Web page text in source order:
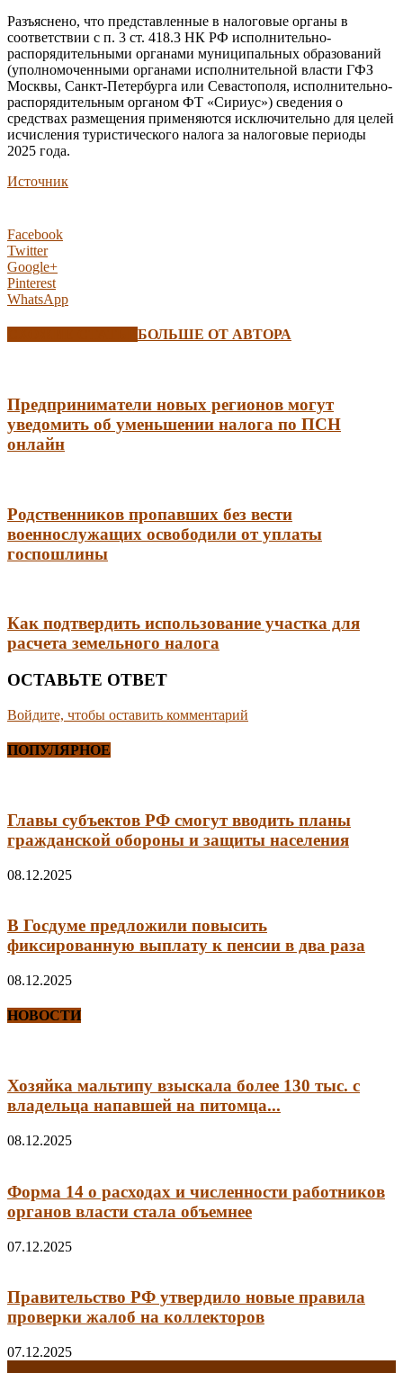
Разъяснено, что представленные в налоговые органы в
соответствии с п. 3 ст. 418.3 НК РФ исполнительно-
распорядительными органами муниципальных образований
(уполномоченными органами исполнительной власти ГФЗ
Москвы, Санкт-Петербурга или Севастополя, исполнительно-
распорядительным органом ФТ «Сириус») сведения о
средствах размещения применяются исключительно для целей
исчисления туристического налога за налоговые периоды
2025 года.
Источник
Facebook
Twitter
Google+
Pinterest
WhatsApp
БОЛЬШЕ ОТ АВТОРА
Предприниматели новых регионов могут
уведомить об уменьшении налога по ПСН
онлайн
Родственников пропавших без вести
военнослужащих освободили от уплаты
госпошлины
Как подтвердить использование участка для
расчета земельного налога
ОСТАВЬТЕ ОТВЕТ
Войдите, чтобы оставить комментарий
ПОПУЛЯРНОЕ
Главы субъектов РФ смогут вводить планы
гражданской обороны и защиты населения
08.12.2025
В Госдуме предложили повысить
фиксированную выплату к пенсии в два раза
08.12.2025
НОВОСТИ
Хозяйка мальтипу взыскала более 130 тыс. с
владельца напавшей на питомца...
08.12.2025
Форма 14 о расходах и численности работников
органов власти стала объемнее
07.12.2025
Правительство РФ утвердило новые правила
проверки жалоб на коллекторов
07.12.2025